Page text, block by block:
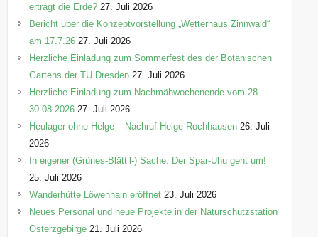
erträgt die Erde? 27. Juli 2026
Bericht über die Konzeptvorstellung „Wetterhaus Zinnwald“
am 17.7.26 27. Juli 2026
Herzliche Einladung zum Sommerfest des der Botanischen
Gartens der TU Dresden 27. Juli 2026
Herzliche Einladung zum Nachmähwochenende vom 28. –
30.08.2026 27. Juli 2026
Heulager ohne Helge – Nachruf Helge Rochhausen 26. Juli
2026
In eigener (Grünes-Blätt’l-) Sache: Der Spar-Uhu geht um!
25. Juli 2026
Wanderhütte Löwenhain eröffnet 23. Juli 2026
Neues Personal und neue Projekte in der Naturschutzstation
Osterzgebirge 21. Juli 2026